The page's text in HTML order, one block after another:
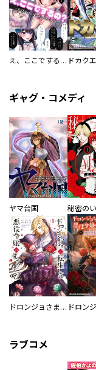
え、ここでするの？ アイドルのファンが知らない日常
ギャグ・コメディ
ヤマ台国 秘密の
ドロンジョさまは転生しても悪役令嬢のままだった
ラブコメ